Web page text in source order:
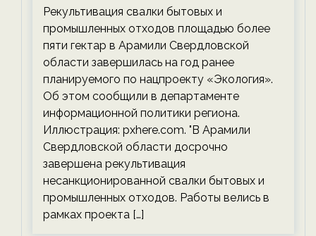
экологии на ECOportal
Рекультивация свалки бытовых и
промышленных отходов площадью более
пяти гектар в Арамили Свердловской
области завершилась на год ранее
планируемого по нацпроекту «Экология».
Об этом сообщили в департаменте
информационной политики региона.
Иллюстрация: pxhere.com. "В Арамили
Свердловской области досрочно
завершена рекультивация
несанкционированной свалки бытовых и
промышленных отходов. Работы велись в
рамках проекта […]